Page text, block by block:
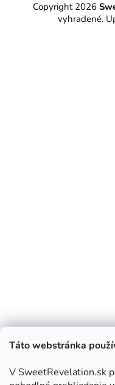
Táto webstránka
V SweetRevelation.sk
Copyright 2026
vyhradené.